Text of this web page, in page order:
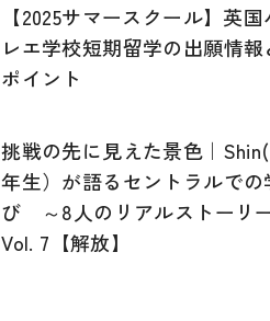
【2025サマースクール】英国
レエ学校短期留学の出願情報
ポイント
挑戦の先に見えた景色｜
年生）が語るセントラルでの
び ～8人のリアルストーリ
Vol. 7【解放】